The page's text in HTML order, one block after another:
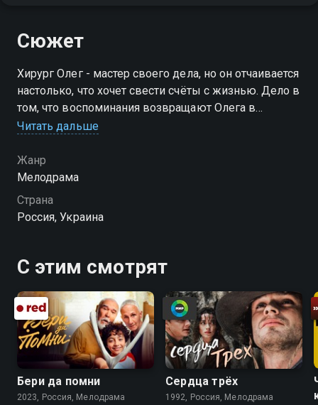
Сюжет
Хирург Олег - мастер своего дела, но он отчаивается
настолько, что хочет свести счёты с жизнью. Дело в
том, что воспоминания возвращают Олега в
прошлое - во времена студенчества, когда он
Посмотреть онлайн 1 сезон сериала Обучаю игре на
гитаре вы можете совершенно бесплатно в
хорошем HD качестве на Смотрёшке
Читать дальше
Жанр
Мелодрама
Страна
Россия, Украина
С этим смотрят
Бери да помни
2023, Россия, Мелодрама
Сердца трёх
1992, Россия, Мелодрама